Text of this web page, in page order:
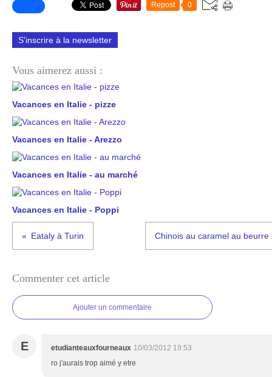
Repost 0
S'inscrire à la newsletter
Vous aimerez aussi :
Vacances en Italie - pizze
Vacances en Italie - Arezzo
Vacances en Italie - au marché
Vacances en Italie - Poppi
Eataly à Turin Chinois au caramel au
Commenter cet article
Ajouter un commentaire
E etudianteauxfourneaux 10/03/2012 19:53
ro j'aurais trop aimé y etre